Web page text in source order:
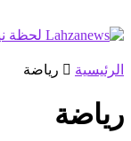
الرئيسية رياضة
رياضة